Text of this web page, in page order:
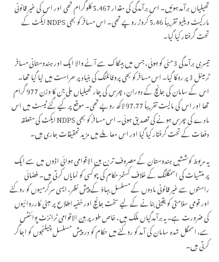
تھیلیاں برآمد ہوئیں۔ اس برآمدگی کی مقدار 5.467 کلوگرام تھی اور اس کی غیر قانونی
مارکیٹ ویلیو تقریباً 5.46 کروڑ روپے تھی۔ اس مسافر کو بھی NDPS ایکٹ کے
تحت گرفتار کیا گیا۔
تیسری برآمدگی 3 مئی کو ہوئی، جس میں بینکاک سے آنے والا ایک اور ہندوستانی مسافر
ٹرمینل 3 پر روکا گیا۔ اس مسافر کو بھی پروفائلنگ کی بنیاد پر حراست میں لیا گیا تھا۔
اس کے سامان کی جانچ کے دوران، چرس کی چار تھیلیاں ملی جن کا وزن 977 گرام
تھا اور اس کی مالیت تقریباً 97.77 لاکھ روپے تھی۔ موقع پر کیے گئے ٹیسٹ میں اس
مادے کی چرس ہونے کی تصدیق ہوئی۔ اس مسافر کو بھی NDPS ایکٹ کی متعلقہ
دفعات کے تحت گرفتار کیا گیا اور اس معاملے میں مزید تحقیقات جاری ہیں۔
یہ مربوط کوششیں ہندوستان کے مصروف ترین بین الاقوامی ہوائی اڈوں میں سے ایک
پر منشیات کی اسمگلنگ کے خلاف کسٹمز حکام کی چوکسی کو نمایاں کرتی ہیں۔ فضائی
راستوں سے غیر قانونی مادوں کے مسلسل بہاؤ کے پیش نظر، ایسی سرگرمیوں کو روکنے
اور قومی سلامتی کو یقینی بنانے کے لیے سخت جانچ اور خفیہ اطلاع پر مبنی کارروائیوں
کی ضرورت ہے۔ یہ برآمدگیاں ملک میں، خاص طور پر بین الاقوامی ٹرانزٹ پوائنٹس
سے، اسمگل شدہ سامان کی آمد کو روکنے میں حکام کو درپیش مسلسل چیلنجوں کو اجاگر
کرتی ہیں۔